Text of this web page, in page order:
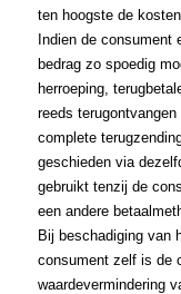
ten hoogste de
Indien de consument
bedrag zo spoedig
herroeping,
reeds
complete
geschieden via
gebruikt tenzij de
een andere
Bij beschadiging van
consument zelf is de
waardevermindering